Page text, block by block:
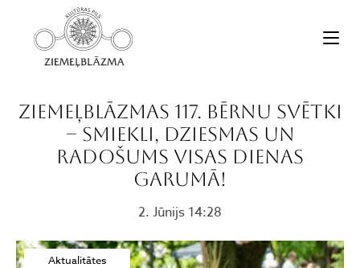
Ziemeļblāzmas 117. bērnu svētki
– smiekli, dziesmas un
radošums visas dienas
garumā!
2. Jūnijs 14:28
Aktualitātes